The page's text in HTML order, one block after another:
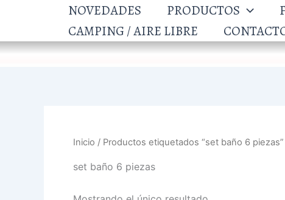
contenido
NOVEDADES PRODUCTOS
CAMPING / AIRE LIBRE
Inicio / Productos etiquetados “set baño 6 piezas”
set baño 6 piezas